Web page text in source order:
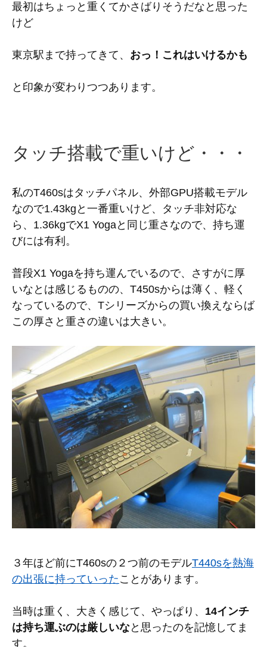
最初はちょっと重くてかさばりそうだなと思った
けど
東京駅まで持ってきて、 おっ！これはいけるかも
と印象が変わりつつあります。
タッチ搭載で重いけど・・・
私のT460sはタッチパネル、外部GPU搭載モデル
なので1.43kgと一番重いけど、タッチ非対応な
ら、1.36kgでX1 Yogaと同じ重さなので、持ち運
びには有利。
普段X1 Yogaを持ち運んでいるので、さすがに厚
いなとは感じるものの、T450sからは薄く、軽く
なっているので、Tシリーズからの買い換えならば
この厚さと重さの違いは大きい。
３年ほど前にT460sの２つ前のモデルT440sを熱海
の出張に持っていった ことがあります。
当時は重く、大きく感じて、やっぱり、 14インチ
は持ち運ぶのは厳しいなと思ったのを記憶してま
す。